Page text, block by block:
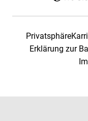
Privatsphäre
Erklärung zur